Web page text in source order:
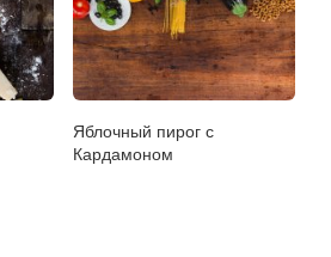
Яблочный пирог с
Кардамоном